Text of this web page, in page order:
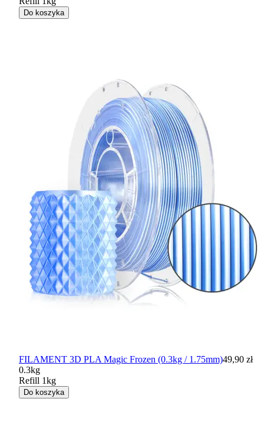
Do koszyka
FILAMENT 3D PLA Magic Frozen (0.3kg / 1.75mm)49,90 zł
0.3kg
Refill 1kg
Do koszyka